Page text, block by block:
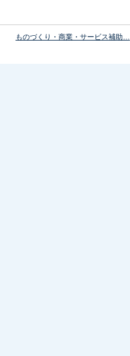
ものづくり・商業・サービス補助…